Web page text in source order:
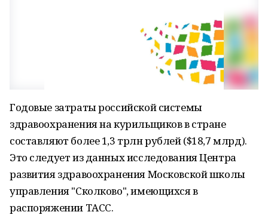
Годовые затраты российской системы
здравоохранения на курильщиков в стране
составляют более 1,3 трлн рублей ($18,7 млрд).
Это следует из данных исследования Центра
развития здравоохранения Московской школы
управления "Сколково", имеющихся в
распоряжении ТАСС.